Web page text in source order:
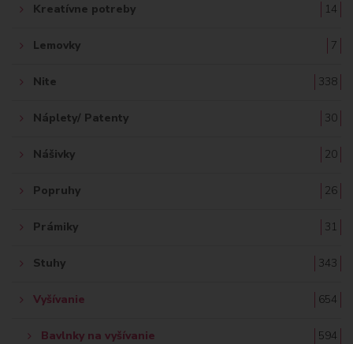
Kreatívne potreby 14
Lemovky 7
Nite 338
Náplety/ Patenty 30
Nášivky 20
Popruhy 26
Prámiky 31
Stuhy 343
Vyšívanie 654
Bavlnky na vyšívanie 594